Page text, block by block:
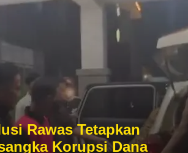
Rawas Tetapkan
Korupsi Dana